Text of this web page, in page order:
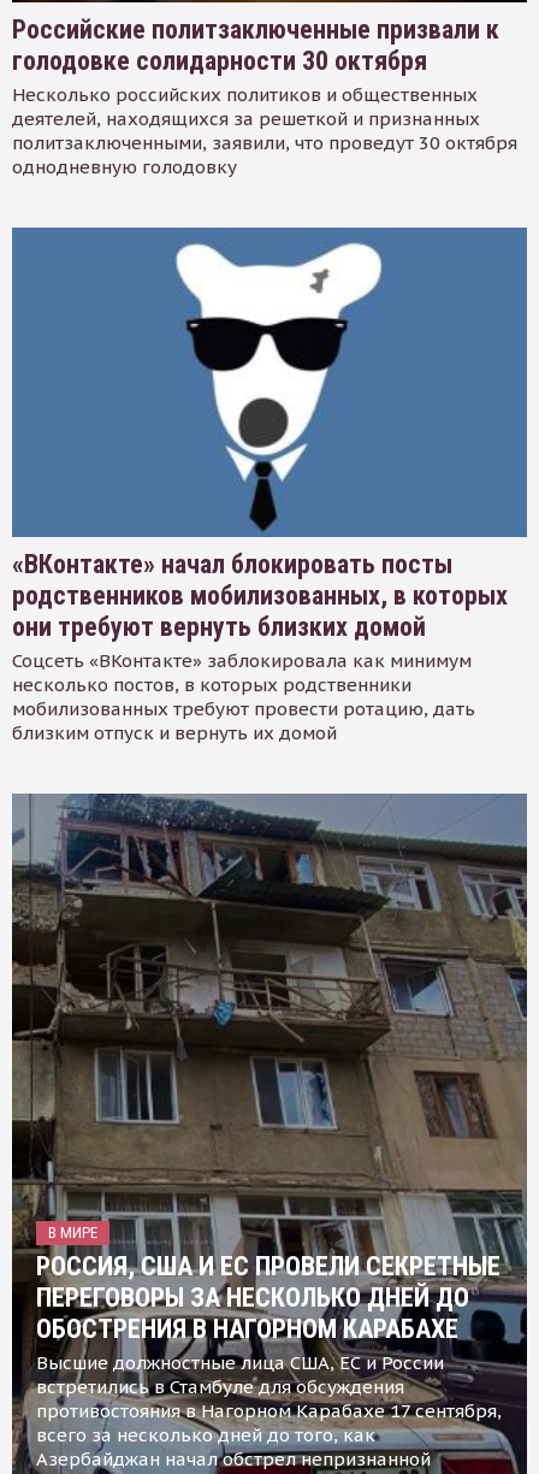
Российские политзаключенные призвали к
голодовке солидарности 30 октября
Несколько российских политиков и общественных
деятелей, находящихся за решеткой и признанных
политзаключенными, заявили, что проведут 30 октября
однодневную голодовку
«ВКонтакте» начал блокировать посты
родственников мобилизованных, в которых
они требуют вернуть близких домой
Соцсеть «ВКонтакте» заблокировала как минимум
несколько постов, в которых родственники
мобилизованных требуют провести ротацию, дать
близким отпуск и вернуть их домой
В МИРЕ
РОССИЯ, США И ЕС ПРОВЕЛИ СЕКРЕТНЫЕ
ПЕРЕГОВОРЫ ЗА НЕСКОЛЬКО ДНЕЙ ДО
ОБОСТРЕНИЯ В НАГОРНОМ КАРАБАХЕ
Высшие должностные лица США, ЕС и России
встретились в Стамбуле для обсуждения
противостояния в Нагорном Карабахе 17 сентября,
всего за несколько дней до того, как
Азербайджан начал обстрел непризнанной